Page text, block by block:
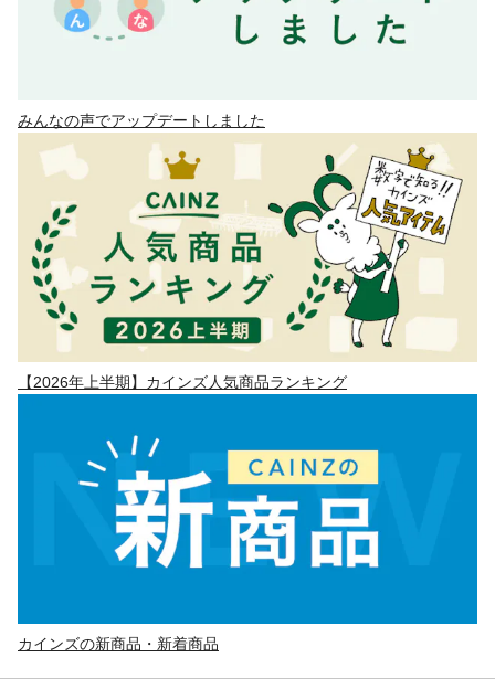
みんなの声でアップデートしました
【2026年上半期】カインズ人気商品ランキング
カインズの新商品・新着商品